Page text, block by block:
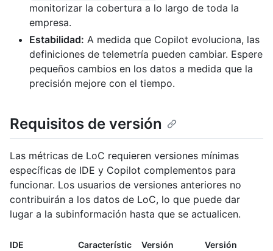
monitorizar la cobertura a lo largo de toda la
empresa.
Estabilidad: A medida que Copilot evoluciona, las
definiciones de telemetría pueden cambiar. Espere
pequeños cambios en los datos a medida que la
precisión mejore con el tiempo.
Requisitos de versión
Las métricas de LoC requieren versiones mínimas
específicas de IDE y Copilot complementos para
funcionar. Los usuarios de versiones anteriores no
contribuirán a los datos de LoC, lo que puede dar
lugar a la subinformación hasta que se actualicen.
IDE
Característic
Versión
Versión